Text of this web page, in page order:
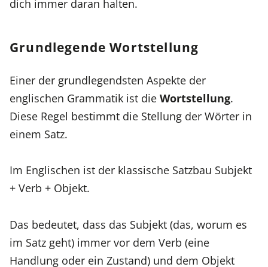
dich immer daran halten.
Grundlegende Wortstellung
Einer der grundlegendsten Aspekte der
englischen Grammatik ist die Wortstellung.
Diese Regel bestimmt die Stellung der Wörter in
einem Satz.
Im Englischen ist der klassische Satzbau Subjekt
+ Verb + Objekt.
Das bedeutet, dass das Subjekt (das, worum es
im Satz geht) immer vor dem Verb (eine
Handlung oder ein Zustand) und dem Objekt